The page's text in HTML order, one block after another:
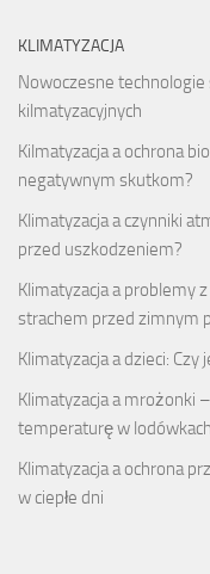
KLIMATYZACJA
Nowoczesne
kilmatyzacyjnych
Kilmatyzacja a ochrona
negatywnym skutkom?
Klimatyzacja a czynniki
przed uszkodzeniem?
Klimatyzacja a problemy
strachem przed zimnym
Klimatyzacja a dzieci: Czy
Klimatyzacja a mrożonki
temperaturę w
Klimatyzacja a ochrona
w ciepłe dni